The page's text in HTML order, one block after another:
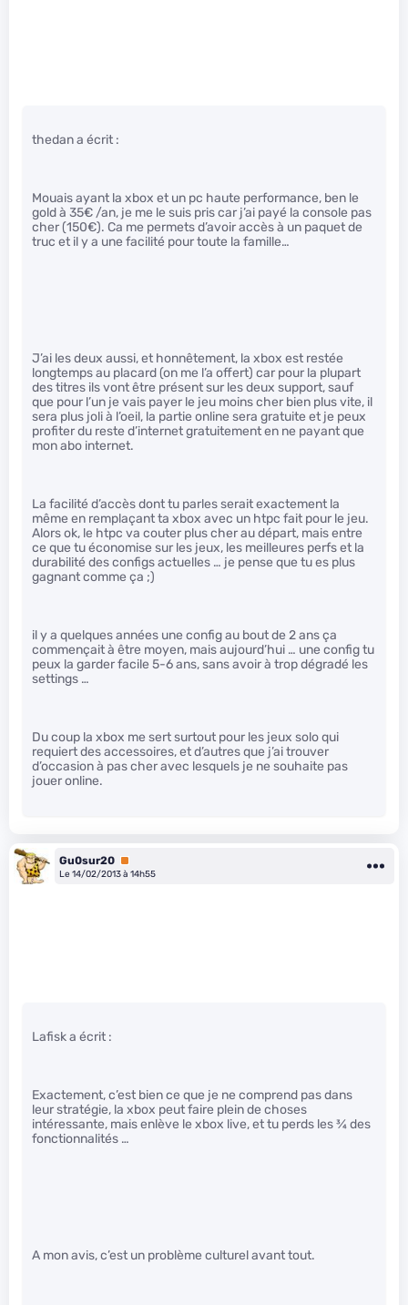
thedan a écrit :
Mouais ayant la xbox et un pc haute performance, ben le
gold à 35€ /an, je me le suis pris car j’ai payé la console pas
cher (150€). Ca me permets d’avoir accès à un paquet de
truc et il y a une facilité pour toute la famille…
J’ai les deux aussi, et honnêtement, la xbox est restée
longtemps au placard (on me l’a offert) car pour la plupart
des titres ils vont être présent sur les deux support, sauf
que pour l’un je vais payer le jeu moins cher bien plus vite, il
sera plus joli à l’oeil, la partie online sera gratuite et je peux
profiter du reste d’internet gratuitement en ne payant que
mon abo internet.
La facilité d’accès dont tu parles serait exactement la
même en remplaçant ta xbox avec un htpc fait pour le jeu.
Alors ok, le htpc va couter plus cher au départ, mais entre
ce que tu économise sur les jeux, les meilleures perfs et la
durabilité des configs actuelles … je pense que tu es plus
gagnant comme ça ;)
il y a quelques années une config au bout de 2 ans ça
commençait à être moyen, mais aujourd’hui … une config tu
peux la garder facile 5-6 ans, sans avoir à trop dégradé les
settings …
Du coup la xbox me sert surtout pour les jeux solo qui
requiert des accessoires, et d’autres que j’ai trouver
d’occasion à pas cher avec lesquels je ne souhaite pas
jouer online.
Gu0sur20 Premium
Le 14/02/2013 à 14h55
Lafisk a écrit :
Exactement, c’est bien ce que je ne comprend pas dans
leur stratégie, la xbox peut faire plein de choses
intéressante, mais enlève le xbox live, et tu perds les3⁄4des
fonctionnalités …
A mon avis, c’est un problème culturel avant tout.